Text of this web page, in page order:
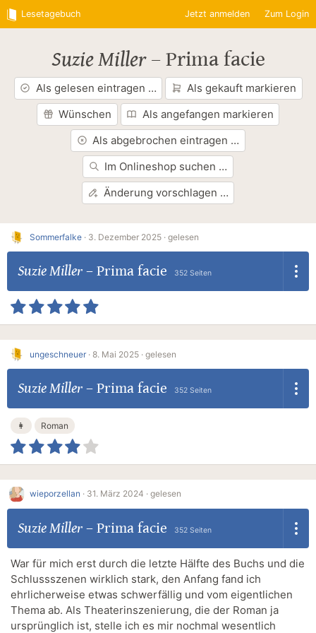
Lesetagebuch Jetzt anmelden Zum Login
Suzie Miller– Prima facie
Als gelesen eintragen …
Als gekauft markieren
Wünschen
Als angefangen markieren
Als abgebrochen eintragen …
Im Onlineshop suchen …
Änderung vorschlagen …
Sommerfalke · 3. Dezember 2025 · gelesen
Suzie Miller– Prima facie 352 Seiten
ungeschneuer · 8. Mai 2025 · gelesen
Suzie Miller– Prima facie 352 Seiten
👩 Roman
wieporzellan · 31. März 2024 · gelesen
Suzie Miller– Prima facie 352 Seiten
War für mich erst durch die letzte Hälfte des Buchs und die
Schlussszenen wirklich stark, den Anfang fand ich
ehrlicherweise etwas schwerfällig und vom eigentlichen
Thema ab. Als Theaterinszenierung, die der Roman ja
ursprünglich ist, stelle ich es mir nochmal wesentlich